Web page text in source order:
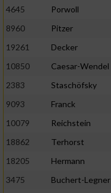
4645
Porwoll
8960
Pitzer
19261
Decker
10850
Caesar-Wendel
2383
Staschöfsky
9093
Franck
10079
Reichstein
18862
Terhorst
18205
Hermann
3475
Buchert-Legner